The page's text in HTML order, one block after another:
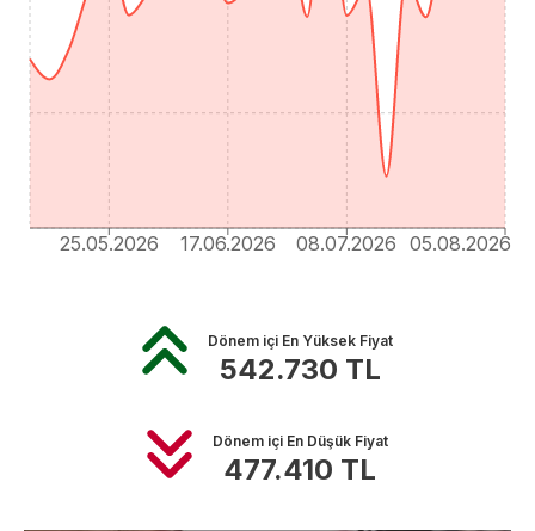
25.05.2026 17.06.2026 08.07.2026 05.08.2026
Dönem içi En Yüksek Fiyat
542.730 TL
Dönem içi En Düşük Fiyat
477.410 TL